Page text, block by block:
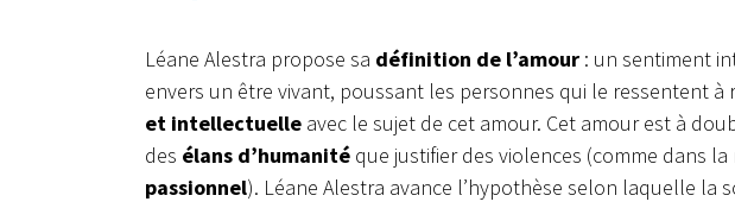
Léane Alestra propose sa définition de l’amour : un sentiment
envers un être vivant, poussant les personnes qui le ressentent à
et intellectuelle avec le sujet de cet amour. Cet amour est à
des élans d’humanité que justifier des violences (comme dans
passionnel). Léane Alestra avance l’hypothèse selon laquelle la